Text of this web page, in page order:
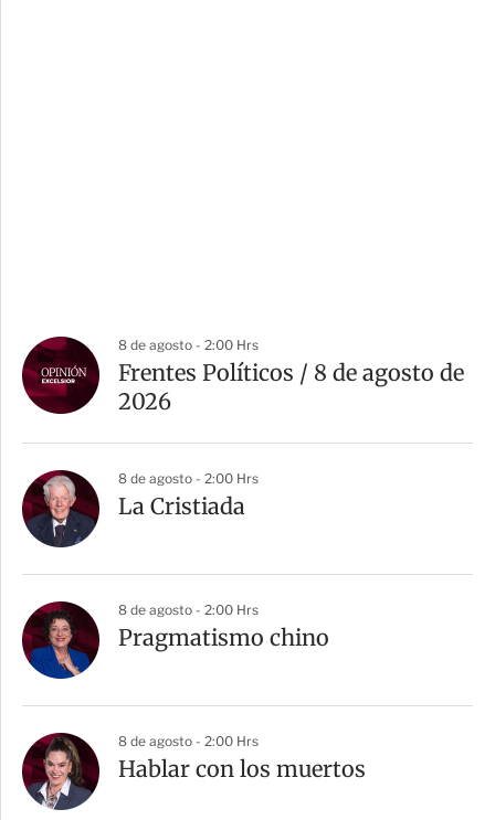
8 de agosto - 2:00 Hrs
Frentes Políticos / 8 de agosto de
2026
8 de agosto - 2:00 Hrs
La Cristiada
8 de agosto - 2:00 Hrs
Pragmatismo chino
8 de agosto - 2:00 Hrs
Hablar con los muertos